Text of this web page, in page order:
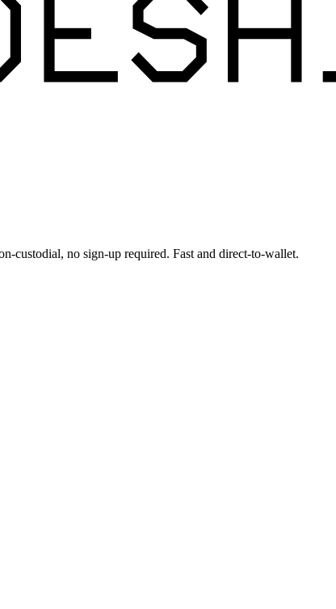
custodial, no sign-up required. Fast and direct-to-wallet.